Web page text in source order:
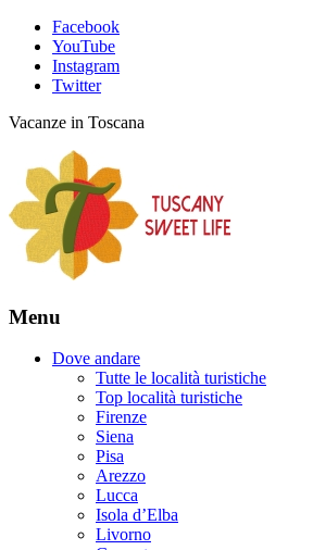
Facebook
YouTube
Instagram
Twitter
Vacanze in Toscana
Menu
Dove andare
Tutte le località turistiche
Top località turistiche
Firenze
Siena
Pisa
Arezzo
Lucca
Isola d’Elba
Livorno